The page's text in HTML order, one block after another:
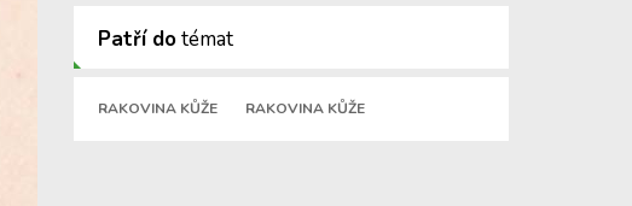
Patří dotémat
RAKOVINA KŮŽE RAKOVINA KŮŽE